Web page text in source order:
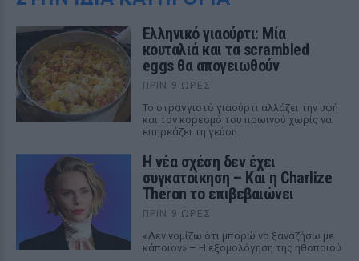
Ελληνικό γιαούρτι: Μία
κουταλιά και τα scrambled
eggs θα απογειωθούν
ΠΡΙΝ 9 ΏΡΕΣ
Το στραγγιστό γιαούρτι αλλάζει την υφή
και τον κορεσμό του πρωινού χωρίς να
επηρεάζει τη γεύση.
Η νέα σχέση δεν έχει
συγκατοίκηση – Και η Charlize
Theron το επιβεβαιώνει
ΠΡΙΝ 9 ΏΡΕΣ
«Δεν νομίζω ότι μπορώ να ξαναζήσω με
κάποιον» – Η εξομολόγηση της ηθοποιού